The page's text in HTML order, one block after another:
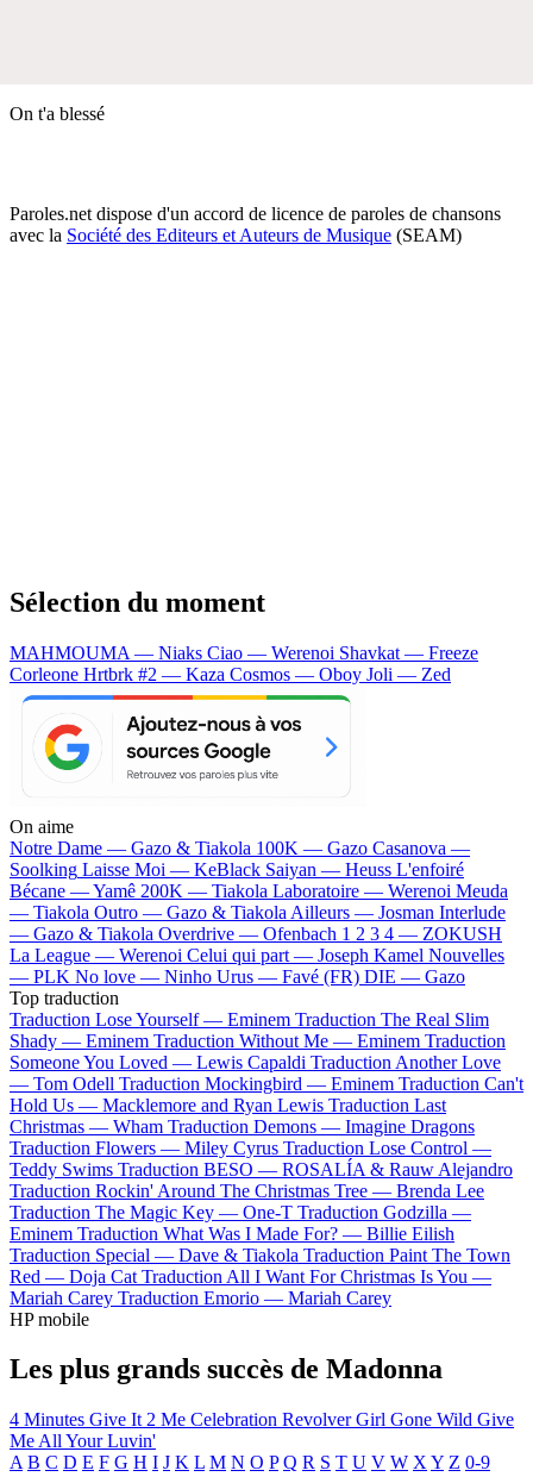
On t'a blessé
Paroles.net dispose d'un accord de licence de paroles de chansons
avec la Société des Editeurs et Auteurs de Musique (SEAM)
Sélection du moment
MAHMOUMA — Niaks Ciao — Werenoi Shavkat — Freeze
Corleone Hrtbrk #2 — Kaza Cosmos — Oboy Joli — Zed
On aime
Notre Dame — Gazo & Tiakola 100K — Gazo Casanova —
Soolking Laisse Moi — KeBlack Saiyan — Heuss L'enfoiré
Bécane —Yamê 200K — Tiakola Laboratoire — Werenoi Meuda
— Tiakola Outro — Gazo & Tiakola Ailleurs — Josman Interlude
— Gazo & Tiakola Overdrive — Ofenbach 1 2 3 4 — ZOKUSH
La League — Werenoi Celui qui part — Joseph Kamel Nouvelles
— PLK No love — Ninho Urus — Favé (FR) DIE — Gazo
Top traduction
Traduction Lose Yourself — Eminem Traduction The Real Slim
Shady — Eminem Traduction Without Me — Eminem Traduction
Someone You Loved — Lewis Capaldi Traduction Another Love
— Tom Odell Traduction Mockingbird — Eminem Traduction Can't
Hold Us — Macklemore and Ryan Lewis Traduction Last
Christmas — Wham Traduction Demons — Imagine Dragons
Traduction Flowers — Miley Cyrus Traduction Lose Control —
Teddy Swims Traduction BESO — ROSALÍA & Rauw Alejandro
Traduction Rockin' Around The Christmas Tree — Brenda Lee
Traduction The Magic Key — One-T Traduction Godzilla —
Eminem Traduction What Was I Made For? — Billie Eilish
Traduction Special — Dave & Tiakola Traduction Paint The Town
Red — Doja Cat Traduction All I Want For Christmas Is You —
Mariah Carey Traduction Emorio — Mariah Carey
HP mobile
Les plus grands succès de Madonna
4 Minutes Give It 2 Me Celebration RevolverGirl Gone Wild Give
Me All Your Luvin'
A B C D E F G H I J K L M N O P Q R S T U V W X Y Z 0-9